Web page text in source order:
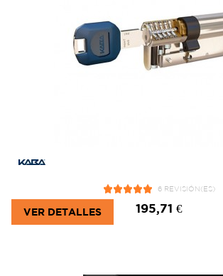
6 REVISIÓN(ES)
195,71 €
VER DETALLES